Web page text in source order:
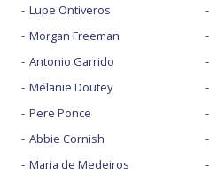
Lupe Ontiveros
Morgan Freeman
Antonio Garrido
Mélanie Doutey
Pere Ponce
Abbie Cornish
Maria de Medeiros